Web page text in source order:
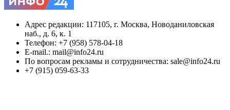
Адрес редакции: 117105, г. Москва, Новоданиловская
наб., д. 6, к. 1
Телефон: +7 (958) 578-04-18
E-mail.: mail@info24.ru
По вопросам рекламы и сотрудничества: sale@info24.ru
+7 (915) 059-63-33